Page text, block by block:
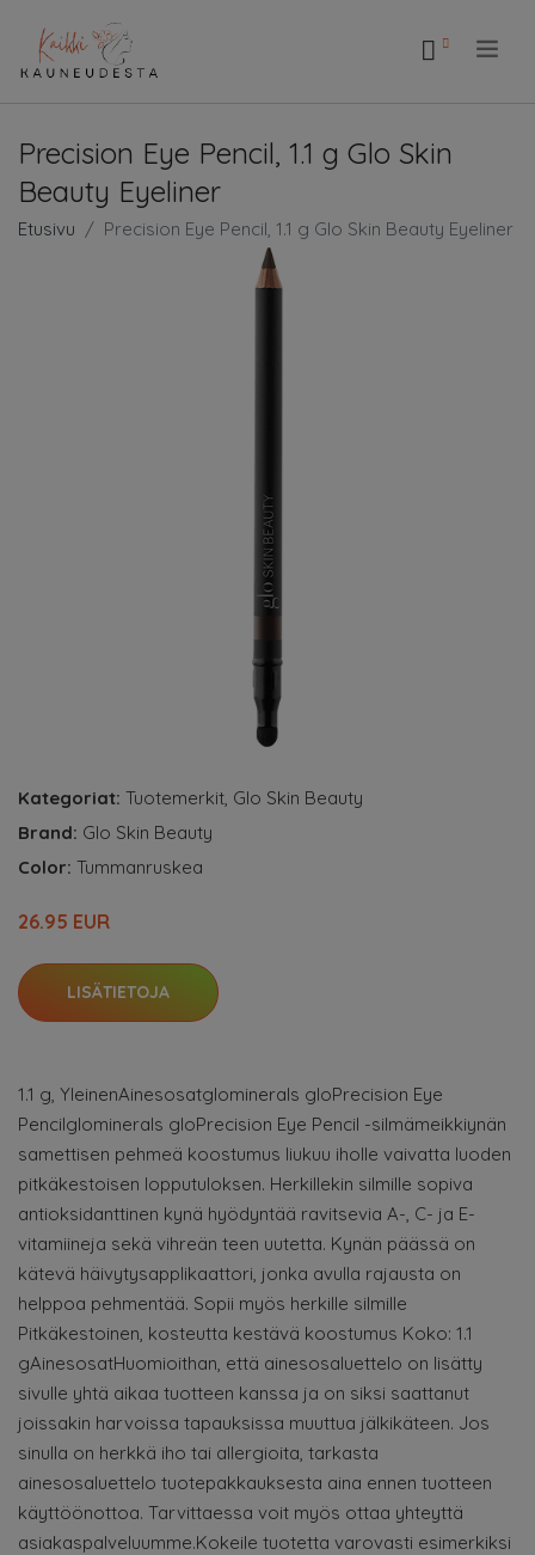
Precision Eye Pencil, 1.1 g Glo Skin
Beauty Eyeliner
Etusivu Precision Eye Pencil, 1.1 g Glo Skin Beauty Eyeliner
Kategoriat: Tuotemerkit, Glo Skin Beauty
Brand: Glo Skin Beauty
Color: Tummanruskea
26.95 EUR
LISÄTIETOJA
1.1 g, YleinenAinesosatglominerals gloPrecision Eye
Pencilglominerals gloPrecision Eye Pencil -silmämeikkiynän
samettisen pehmeä koostumus liukuu iholle vaivatta luoden
pitkäkestoisen lopputuloksen. Herkillekin silmille sopiva
antioksidanttinen kynä hyödyntää ravitsevia A-, C- ja E-
vitamiineja sekä vihreän teen uutetta. Kynän päässä on
kätevä häivytysapplikaattori, jonka avulla rajausta on
helppoa pehmentää. Sopii myös herkille silmille
Pitkäkestoinen, kosteutta kestävä koostumus Koko: 1.1
gAinesosatHuomioithan, että ainesosaluettelo on lisätty
sivulle yhtä aikaa tuotteen kanssa ja on siksi saattanut
joissakin harvoissa tapauksissa muuttua jälkikäteen. Jos
sinulla on herkkä iho tai allergioita, tarkasta
ainesosaluettelo tuotepakkauksesta aina ennen tuotteen
käyttöönottoa. Tarvittaessa voit myös ottaa yhteyttä
asiakaspalveluumme.Kokeile tuotetta varovasti esimerkiksi